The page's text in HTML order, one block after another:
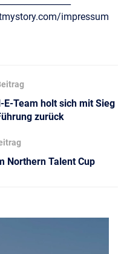
impressum
E-Team holt sich mit Sieg
zurück
Northern Talent Cup